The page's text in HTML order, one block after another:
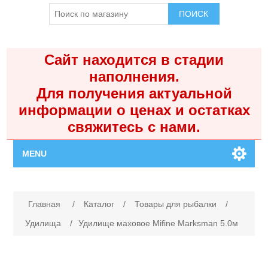
ПОИСК
Сайт находится в стадии
наполнения.
Для получения актуальной
информации о ценах и остатках
свяжитесь с нами.
MENU
Каталог
Главная / Каталог / Товары для рыбалки
/
Удилища
/ Удилище маховое Mifine Marksman 5.0м